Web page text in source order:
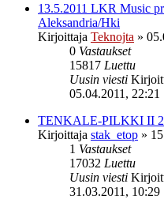
13.5.2011 LKR Music
Aleksandria/Hki
Kirjoittaja Teknojta »
0 Vastaukset
15817 Luettu
Uusin viesti
05.04.2011, 22:21
TENKALE-PILKKI II
Kirjoittaja stak_etop »
1 Vastaukset
17032 Luettu
Uusin viesti
31.03.2011, 10:29